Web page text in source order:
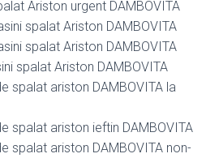
Ariston urgent DAMBOVITA
spalat Ariston DAMBOVITA
spalat Ariston DAMBOVITA
spalat Ariston DAMBOVITA
spalat ariston DAMBOVITA la
spalat ariston ieftin DAMBOVITA
spalat ariston DAMBOVITA non-